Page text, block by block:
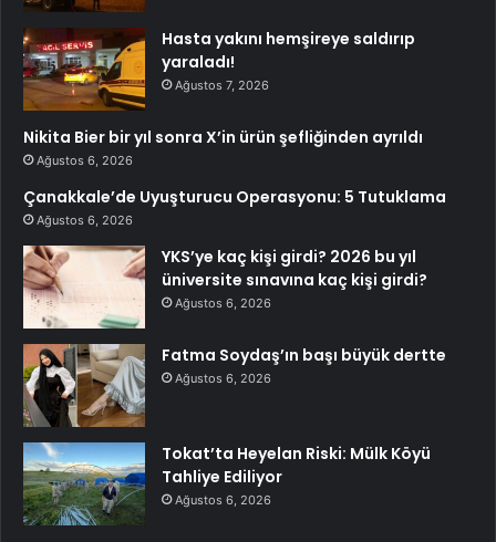
Hasta yakını hemşireye saldırıp
yaraladı!
Ağustos 7, 2026
Nikita Bier bir yıl sonra X’in ürün şefliğinden ayrıldı
Ağustos 6, 2026
Çanakkale’de Uyuşturucu Operasyonu: 5 Tutuklama
Ağustos 6, 2026
YKS’ye kaç kişi girdi? 2026 bu yıl
üniversite sınavına kaç kişi girdi?
Ağustos 6, 2026
Fatma Soydaş’ın başı büyük dertte
Ağustos 6, 2026
Tokat’ta Heyelan Riski: Mülk Köyü
Tahliye Ediliyor
Ağustos 6, 2026